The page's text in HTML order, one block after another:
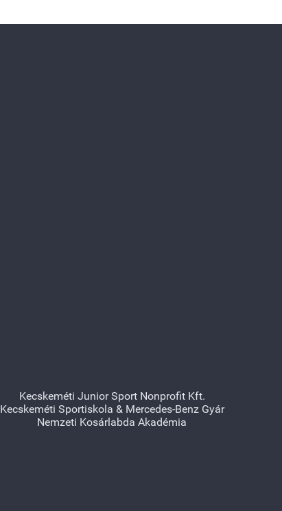
Kecskeméti Junior Sport Nonprofit Kft.
Kecskeméti Sportiskola & Mercedes-Benz Gyár
Nemzeti Kosárlabda Akadémia